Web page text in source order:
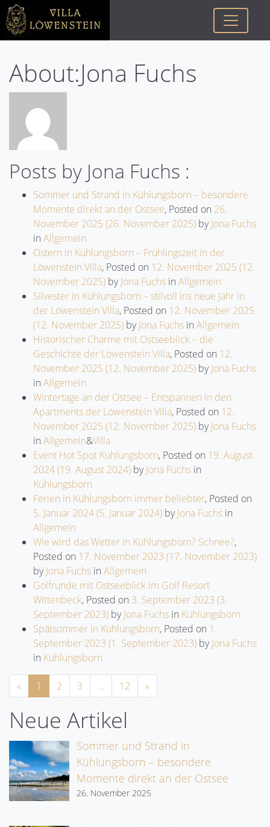
About:Jona Fuchs
Posts by Jona Fuchs :
Sommer und Strand in Kühlungsborn – besondere
Momente direkt an der Ostsee, Posted on 26.
November 2025 (26. November 2025) byJona Fuchs
in Allgemein
Ostern in Kühlungsborn – Frühlingszeit in der
Löwenstein Villa, Posted on 12. November 2025 (12.
November 2025) byJona Fuchs in Allgemein
Silvester in Kühlungsborn – stilvoll ins neue Jahr in
der Löwenstein Villa, Posted on 12. November 2025
(12. November 2025) byJona Fuchs in Allgemein
Historischer Charme mit Ostseeblick – die
Geschichte der Löwenstein Villa, Posted on 12.
November 2025 (12. November 2025) byJona Fuchs
in Allgemein
Wintertage an der Ostsee – Entspannen in den
Apartments der Löwenstein Villa, Posted on 12.
November 2025 (12. November 2025) byJona Fuchs
in Allgemein&Villa
Event Hot Spot Kühlungsborn, Posted on 19. August
2024(19. August 2024) byJona Fuchs in
Kühlungsborn
Ferien in Kühlungsborn immer beliebter, Posted on
5. Januar 2024(5. Januar 2024) byJona Fuchs in
Allgemein
Wie wird das Wetter in Kühlungsborn? Schnee?,
Posted on 17. November 2023 (17. November 2023)
byJona Fuchs in Allgemein
Golfrunde mit Ostseeblick im Golf Resort
Wittenbeck, Posted on 3. September 2023 (3.
September 2023) byJona Fuchs in Kühlungsborn
Spätsommer in Kühlungsborn, Posted on 1.
September 2023 (1. September 2023) byJona Fuchs
in Kühlungsborn
« Previous
1 2 3 … 12 »
Neue Artikel
Sommer und Strand in
Kühlungsborn – besondere
Momente direkt an der Ostsee
26. November 2025